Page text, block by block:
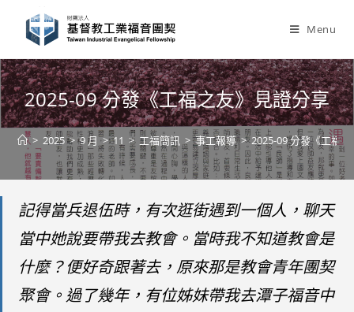
content
Menu
2025-09 分發《工福之友》見證分享
> 2025 > 9 月 > 11 > 工福簡訊 > 事工報導 > 2025-09 分發《工福
記得當兵退伍時，有次逛街遇到一個人，聊天
當中她說要帶我去教會。當時我不知道教會是
什麼？便好奇跟著去，原來那是教會青年團契
聚會。過了幾年，有位姊妹帶我去潭子福音中